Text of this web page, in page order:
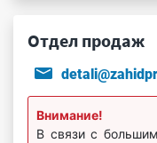
Отдел продаж
Внимание!
В связи с